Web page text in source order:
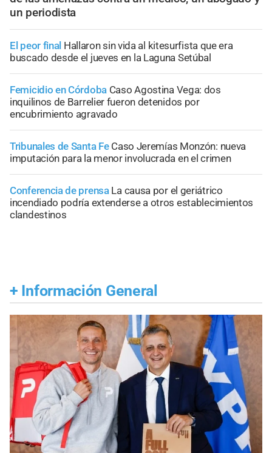
un periodista
El peor final Hallaron sin vida al kitesurfista que era
buscado desde el jueves en la Laguna Setúbal
Femicidio en Córdoba Caso Agostina Vega: dos
inquilinos de Barrelier fueron detenidos por
encubrimiento agravado
Tribunales de Santa Fe Caso Jeremías Monzón: nueva
imputación para la menor involucrada en el crimen
Conferencia de prensa La causa por el geriátrico
incendiado podría extenderse a otros establecimientos
clandestinos
+ Información General